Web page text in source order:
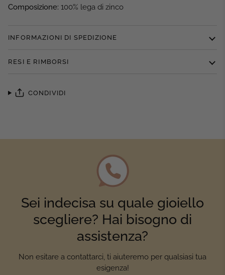
Composizione: 100% lega di zinco
INFORMAZIONI DI SPEDIZIONE
RESI E RIMBORSI
CONDIVIDI
Sei indecisa su quale gioiello
scegliere? Hai bisogno di
assistenza?
Non esitare a contattarci, ti aiuteremo per qualsiasi tua
esigenza!